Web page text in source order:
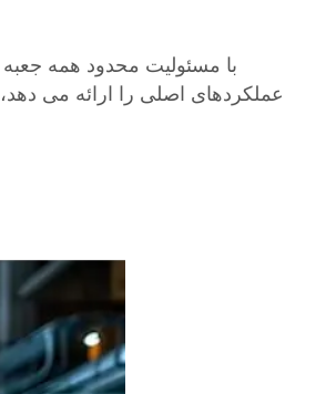
عملکردهای اصلی را ارائه می